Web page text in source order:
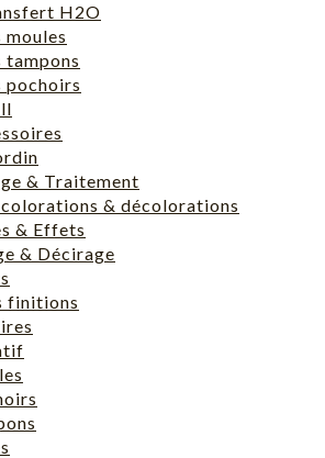
H2O
moules
tampons
pochoirs
& Traitement
colorations & décolorations
& Effets
& Décirage
finitions